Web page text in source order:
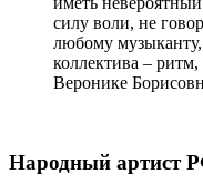
силу воли, не
любому
коллектива –
Веронике
Народный артист